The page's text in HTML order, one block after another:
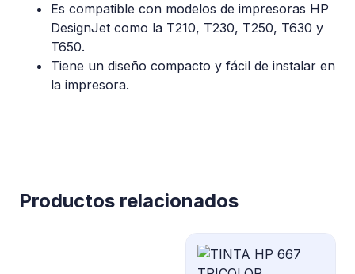
Es compatible con modelos de impresoras HP
DesignJet como la T210, T230, T250, T630 y
T650.
Tiene un diseño compacto y fácil de instalar en
la impresora.
Productos relacionados